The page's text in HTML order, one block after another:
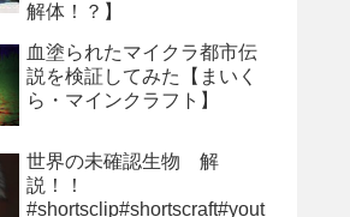
解体！？】
血塗られたマイクラ都市伝
説を検証してみた【まいく
ら・マインクラフト】
世界の未確認生物 解
説！！
#shortsclip#shortscraft#yout